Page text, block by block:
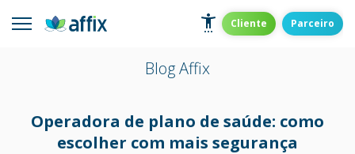
content
Affix
Administradora de Benefícios Cliente Parceiro
Blog Affix
Operadora de plano de saúde: como
escolher com mais segurança